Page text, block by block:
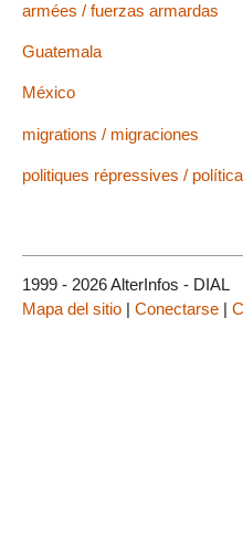
armées / fuerzas armardas
Guatemala
México
migrations / migraciones
politiques répressives /
1999 - 2026 AlterInfos - DIAL
Mapa del sitio | Conectarse |